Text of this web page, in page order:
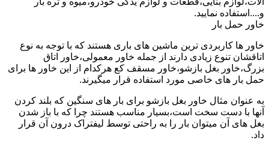
و....استفاده نمایید.
خاور حمل بار
خاور ها کاربردی ترین ماشین های باری هستند که با توجه به نوع
اتاقشان تنوع زیادی دارند از جمله خاور معمولی،خاور اتاق
بزرگ،خاور بغل بازشو،خاور مسقف کع هرکدام از این خاور ها برای
حمل بار های خاصی مورد استفاده قرار میگیرند.
به عنوان مثال خاور بغل بازشو برای بار های سنگین که بلند کردن
آنها با دست سخت است،بسیار مناسب هستند چرا که با باز شدن
بغل های آن میتوان بار را به راحتی توسط لیفتراک درون آن قرار
داد.